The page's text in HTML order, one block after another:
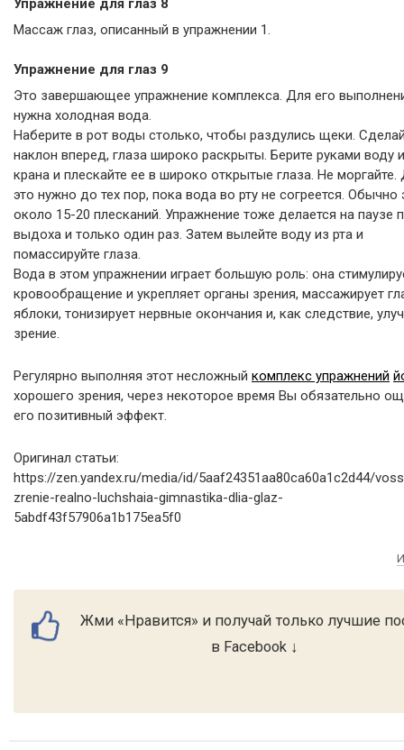
Упражнение для глаз 8
Массаж глаз, описанный в упражнении 1.
Упражнение для глаз 9
Это завершающее упражнение комплекса. Для его
нужна холодная вода.
Наберите в рот воды столько, чтобы раздулись щеки.
наклон вперед, глаза широко раскрыты. Берите руками воду
крана и плескайте ее в широко открытые глаза. Не моргайте.
это нужно до тех пор, пока вода во рту не согреется. Обычно
около 15-20 плесканий. Упражнение тоже делается на паузе
выдоха и только один раз. Затем вылейте воду из рта и
помассируйте глаза.
Вода в этом упражнении играет большую роль: она
кровообращение и укрепляет органы зрения, массажирует
яблоки, тонизирует нервные окончания и, как следствие,
зрение.
Регулярно выполняя этот несложный комплекс упражнений
хорошего зрения, через некоторое время Вы обязательно
его позитивный эффект.
Оригинал статьи:
https://zen.yandex.ru/media/id/5aaf24351aa80ca60a1c2d44/
zrenie-realno-luchshaia-gimnastika-dlia-glaz-
5abdf43f57906a1b175ea5f0
Жми «Нравится» и получай только лучшие
в Facebook ↓